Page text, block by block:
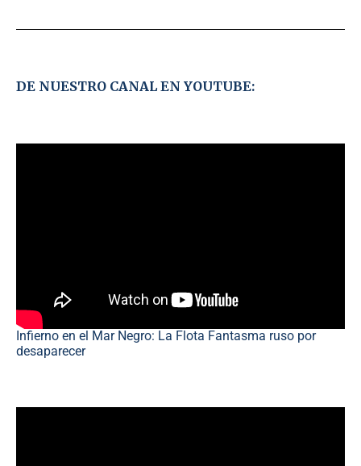
DE NUESTRO CANAL EN YOUTUBE:
Infierno en el Mar Negro: La Flota Fantasma ruso por
desaparecer